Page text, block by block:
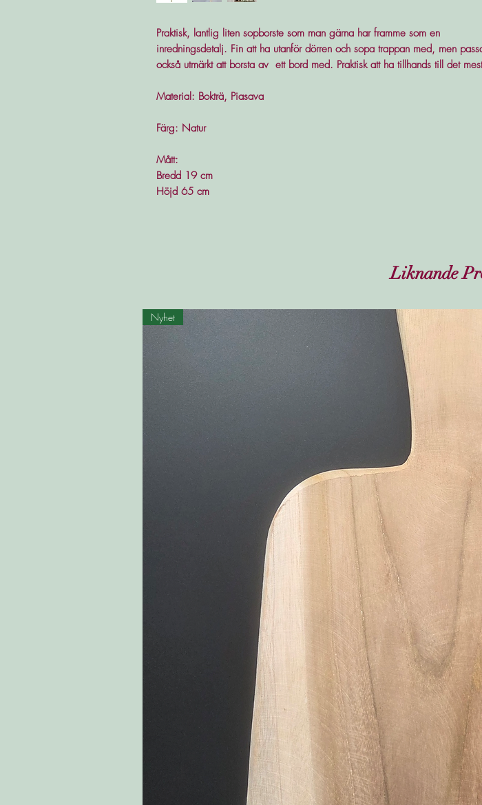
Praktisk, lantlig liten sopborste som man gärna har framme som en
inredningsdetalj. Fin att ha utanför dörren och sopa trappan med, men
också utmärkt att borsta av ett bord med. Praktisk att ha tillhands till det
Material: Bokträ, Piasava
Färg: Natur
Mått:
Bredd 19 cm
Höjd 65 cm
Liknande
Nyhet